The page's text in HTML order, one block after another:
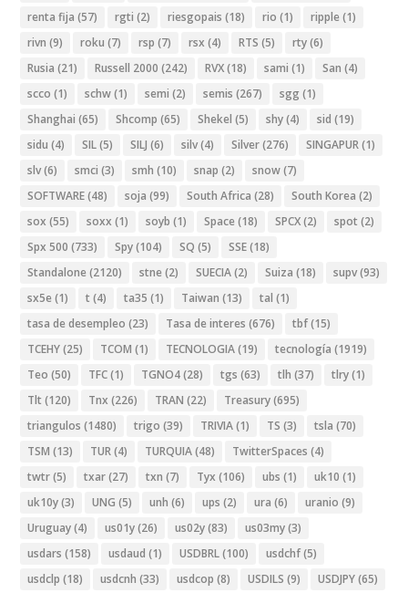
renta fija (57) rgti (2) riesgopais (18) rio (1) ripple (1)
rivn (9) roku (7) rsp (7) rsx (4) RTS (5) rty(6)
Rusia (21) Russell 2000 (242) RVX(18) sami (1) San (4)
scco (1) schw(1) semi (2) semis (267) sgg (1)
Shanghai (65) Shcomp (65) Shekel (5) shy(4) sid (19)
sidu (4) SIL(5) SILJ (6) silv(4) Silver(276) SINGAPUR(1)
slv(6) smci (3) smh (10) snap (2) snow(7)
SOFTWARE(48) soja (99) South Africa (28) South Korea (2)
sox (55) soxx (1) soyb (1) Space (18) SPCX(2) spot (2)
Spx 500 (733) Spy(104) SQ (5) SSE(18)
Standalone (2120) stne (2) SUECIA(2) Suiza (18) supv(93)
sx5e (1) t (4) ta35 (1) Taiwan (13) tal (1)
tasa de desempleo (23) Tasa de interes (676) tbf(15)
TCEHY(25) TCOM (1) TECNOLOGIA(19) tecnología (1919)
Teo (50) TFC(1) TGNO4(28) tgs (63) tlh (37) tlry(1)
Tlt (120) Tnx (226) TRAN (22) Treasury(695)
triangulos (1480) trigo (39) TRIVIA(1) TS (3) tsla (70)
TSM (13) TUR(4) TURQUIA(48) TwitterSpaces (4)
twtr(5) txar(27) txn (7) Tyx (106) ubs (1) uk10 (1)
uk10y(3) UNG (5) unh (6) ups (2) ura (6) uranio (9)
Uruguay(4) us01y(26) us02y(83) us03my(3)
usdars (158) usdaud (1) USDBRL(100) usdchf(5)
usdclp (18) usdcnh (33) usdcop (8) USDILS (9) USDJPY(65)